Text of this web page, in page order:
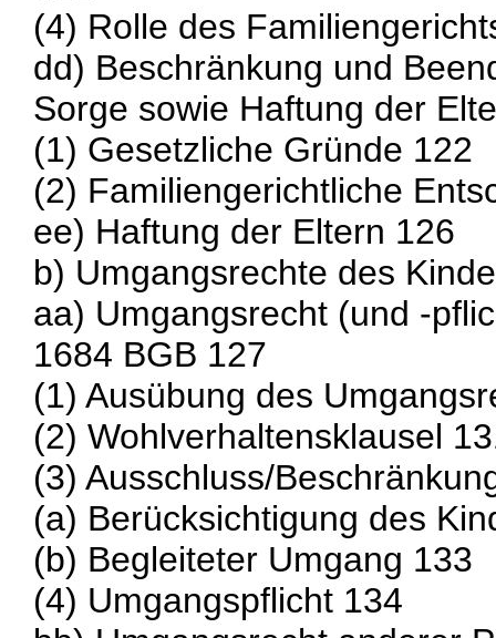
(4) Rolle des
dd) Beschränkung und
Sorge sowie Haftung der
(1) Gesetzliche Gründe 122
(2) Familiengerichtliche
ee) Haftung der Eltern 126
b) Umgangsrechte des
aa) Umgangsrecht (und -
1684 BGB 127
(1) Ausübung des
(2) Wohlverhaltensklausel
(3) Ausschluss/
(a) Berücksichtigung des
(b) Begleiteter Umgang 133
(4) Umgangspflicht 134